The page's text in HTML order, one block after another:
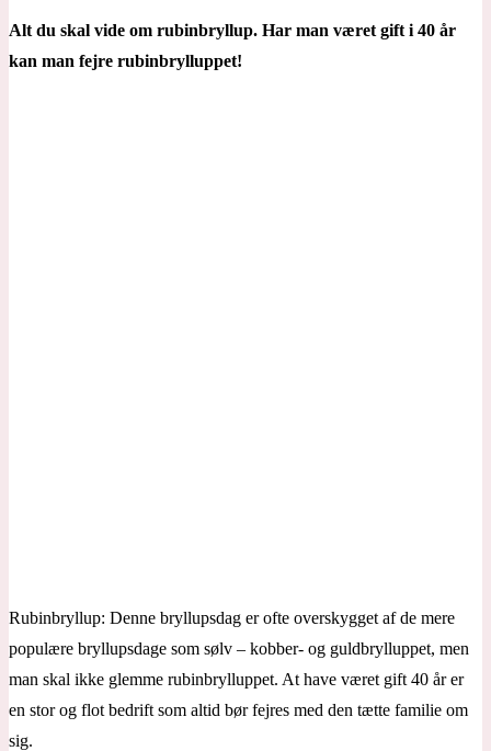
Alt du skal vide om rubinbryllup. Har man været gift i 40 år
kan man fejre rubinbrylluppet!
Rubinbryllup: Denne bryllupsdag er ofte overskygget af de mere
populære bryllupsdage som sølv – kobber- og guldbrylluppet, men
man skal ikke glemme rubinbrylluppet. At have været gift 40 år er
en stor og flot bedrift som altid bør fejres med den tætte familie om
sig.